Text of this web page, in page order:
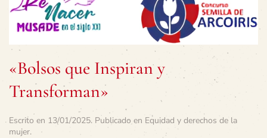
«Bolsos que Inspiran y
Transforman»
Escrito en 13/01/2025. Publicado en Equidad y derechos de la
mujer.